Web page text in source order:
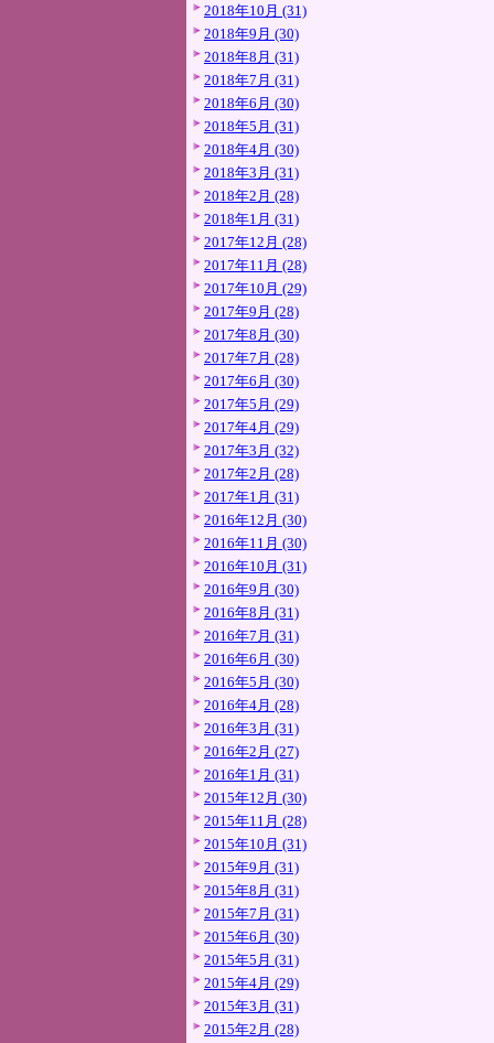
2018年10月 (31)
2018年9月 (30)
2018年8月 (31)
2018年7月 (31)
2018年6月 (30)
2018年5月 (31)
2018年4月 (30)
2018年3月 (31)
2018年2月 (28)
2018年1月 (31)
2017年12月 (28)
2017年11月 (28)
2017年10月 (29)
2017年9月 (28)
2017年8月 (30)
2017年7月 (28)
2017年6月 (30)
2017年5月 (29)
2017年4月 (29)
2017年3月 (32)
2017年2月 (28)
2017年1月 (31)
2016年12月 (30)
2016年11月 (30)
2016年10月 (31)
2016年9月 (30)
2016年8月 (31)
2016年7月 (31)
2016年6月 (30)
2016年5月 (30)
2016年4月 (28)
2016年3月 (31)
2016年2月 (27)
2016年1月 (31)
2015年12月 (30)
2015年11月 (28)
2015年10月 (31)
2015年9月 (31)
2015年8月 (31)
2015年7月 (31)
2015年6月 (30)
2015年5月 (31)
2015年4月 (29)
2015年3月 (31)
2015年2月 (28)